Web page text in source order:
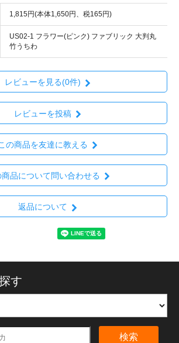
1,815円(本体1,650円、税165円)
US02-1 フラワー(ピンク) ファブリック 大判丸
竹うちわ
レビューを見る(0件)
レビューを投稿
の商品を友達に教える
商品について問い合わせる
返品について
す
検索